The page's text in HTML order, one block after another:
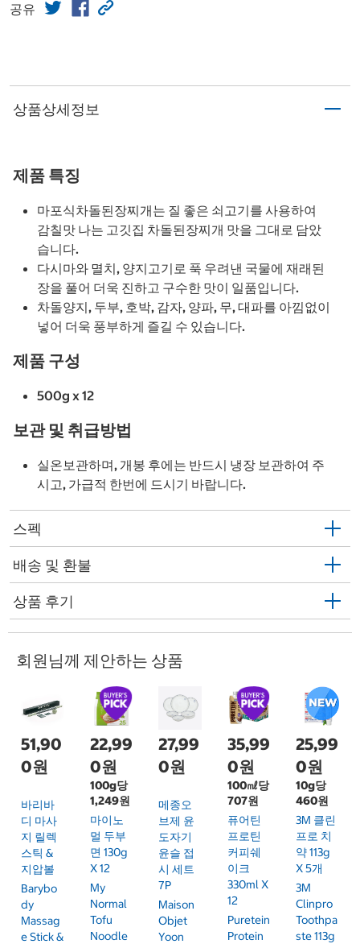
공유
상품상세정보
제품 특징
마포식차돌된장찌개는 질 좋은 쇠고기를 사용하여
감칠맛 나는 고깃집 차돌된장찌개 맛을 그대로 담았
습니다.
다시마와 멸치, 양지고기로 푹 우려낸 국물에 재래된
장을 풀어 더욱 진하고 구수한 맛이 일품입니다.
차돌양지, 두부, 호박, 감자, 양파, 무, 대파를 아낌없이
넣어 더욱 풍부하게 즐길 수 있습니다.
제품 구성
500g x 12
보관 및 취급방법
실온보관하며, 개봉 후에는 반드시 냉장 보관하여 주
시고, 가급적 한번에 드시기 바랍니다.
스펙
배송 및 환불
상품 후기
회원님께 제안하는 상품
51,90
0원
바리바
디 마사
지 릴렉
스틱 &
지압볼
Barybo
Dy
Massag
E Stick &
22,99
0원
100g당
1,249원
마이노
멀 두부
면 130g
X 12
My
Normal
Tofu
Noodle
27,99
0원
메종오
브제 윤
도자기
윤슬 접
시 세트
7P
Maison
Objet
Yoon
35,99
0원
100㎖당
707원
퓨어틴
프로틴
커피쉐
이크
330ml X
12
Puretein
Protein
25,99
0원
10g당
460원
3M 클린
프로 치
약 113g
X 5개
3M
Clinpro
Toothpa
Ste 113g